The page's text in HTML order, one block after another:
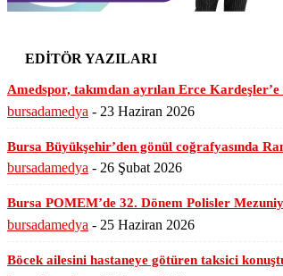
EDİTÖR YAZILARI
Amedspor, takımdan ayrılan Erce
bursadamedya - 23 Haziran 2026
Bursa Büyükşehir’den gönül coğrafyasında
bursadamedya - 26 Şubat 2026
Bursa POMEM’de 32. Dönem Polisler
bursadamedya - 25 Haziran 2026
Böcek ailesini hastaneye götüren taksici